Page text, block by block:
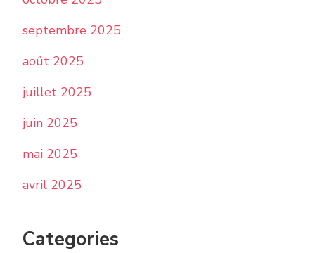
septembre 2025
août 2025
juillet 2025
juin 2025
mai 2025
avril 2025
Categories